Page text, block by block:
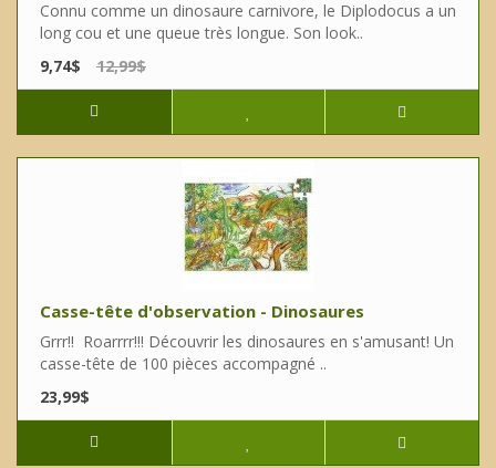
Connu comme un dinosaure carnivore, le Diplodocus a un
long cou et une queue très longue. Son look..
9,74$
12,99$
Casse-tête d'observation - Dinosaures
Grrr!! Roarrrr!!! Découvrir les dinosaures en s'amusant! Un
casse-tête de 100 pièces accompagné ..
23,99$